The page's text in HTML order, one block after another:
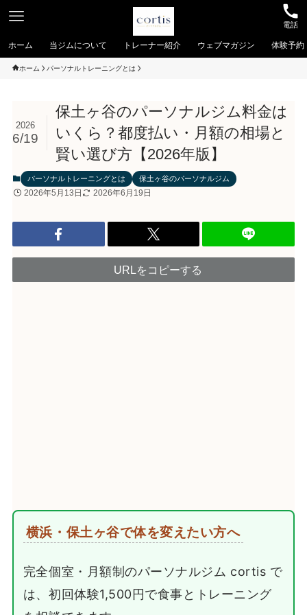
電話
ホーム 当ジムについて トレーナー紹介 ウェブマガジン 体験予約
ホーム パーソナルトレーニングとは
保土ヶ谷のパーソナルジム料金は
いくら？都度払い・月額の相場と
賢い選び方【2026年版】
2026
6/19
パーソナルトレーニングとは 保土ヶ谷のパーソナルジム
2026年5月13日 2026年6月19日
URLをコピーする
横浜・保土ヶ谷で体を変えたい方へ
完全個室・月額制のパーソナルジム cortis で
は、初回体験1,500円で食事とトレーニング